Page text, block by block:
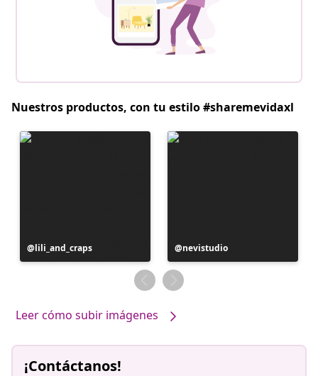
Nuestros productos, con tu estilo #sharemevidaxl
Publicación
realizada
lili_and_craps
Publicación
realizada
por
nevistudio
Leer cómo subir imágenes
¡Contáctanos!